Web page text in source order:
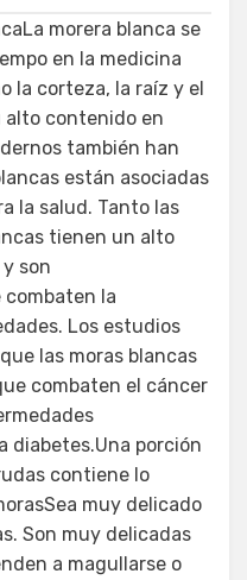
morera blanca se
en la medicina
la corteza, la raíz y el
contenido en
también han
están asociadas
la salud. Tanto las
tienen un alto
son
la
Los estudios
las moras blancas
combaten el cáncer
diabetes.Una porción
contiene lo
muy delicado
Son muy delicadas
a magullarse o